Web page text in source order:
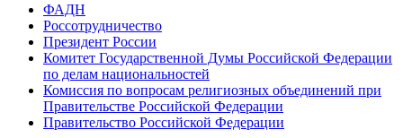
ФАДН
Россотрудничество
Президент России
Комитет Государственной Думы Российской Федерации
по делам национальностей
Комиссия по вопросам религиозных объединений при
Правительстве Российской Федерации
Правительство Российской Федерации